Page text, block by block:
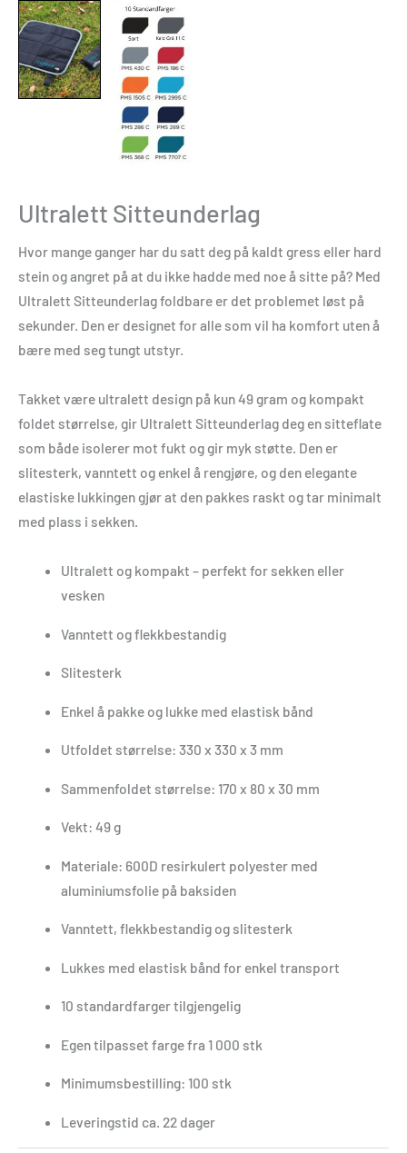
Ultralett Sitteunderlag
Hvor mange ganger har du satt deg på kaldt gress eller hard
stein og angret på at du ikke hadde med noe å sitte på? Med
Ultralett Sitteunderlag foldbare er det problemet løst på
sekunder. Den er designet for alle som vil ha komfort uten å
bære med seg tungt utstyr.
Takket være ultralett design på kun 49 gram og kompakt
foldet størrelse, gir Ultralett Sitteunderlag deg en sitteflate
som både isolerer mot fukt og gir myk støtte. Den er
slitesterk, vanntett og enkel å rengjøre, og den elegante
elastiske lukkingen gjør at den pakkes raskt og tar minimalt
med plass i sekken.
Ultralett og kompakt – perfekt for sekken eller
vesken
Vanntett og flekkbestandig
Slitesterk
Enkel å pakke og lukke med elastisk bånd
Utfoldet størrelse: 330 x 330 x 3 mm
Sammenfoldet størrelse: 170 x 80 x 30 mm
Vekt: 49 g
Materiale: 600D resirkulert polyester med
aluminiumsfolie på baksiden
Vanntett, flekkbestandig og slitesterk
Lukkes med elastisk bånd for enkel transport
10 standardfarger tilgjengelig
Egen tilpasset farge fra 1 000 stk
Minimumsbestilling: 100 stk
Leveringstid ca. 22 dager